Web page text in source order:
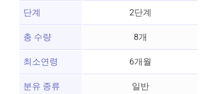
단계
2단계
총 수량
8개
최소연령
6개월
분유 종류
일반